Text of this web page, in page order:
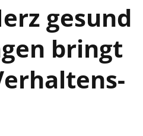
gesund
bringt